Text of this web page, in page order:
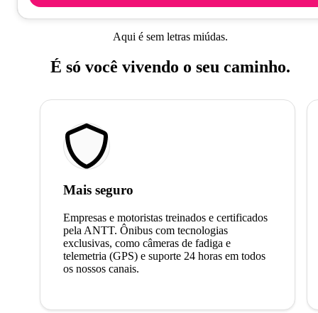
Aqui é sem letras miúdas.
É só você vivendo o seu caminho.
Mais seguro
Empresas e motoristas treinados e certificados
pela ANTT. Ônibus com tecnologias
exclusivas, como câmeras de fadiga e
telemetria (GPS) e suporte 24 horas em todos
os nossos canais.